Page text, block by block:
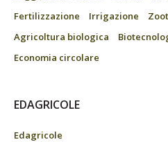
Fertilizzazione
Irrigazione
Agricoltura biologica
Economia circolare
EDAGRICOLE
Edagricole